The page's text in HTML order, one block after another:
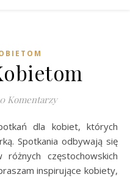
0 Komentarzy
Spotkania odbywają się
częstochowskich
inspirujące kobiety,